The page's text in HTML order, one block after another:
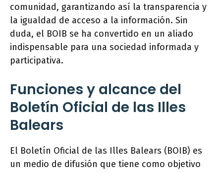
comunidad, garantizando así la transparencia y
la igualdad de acceso a la información. Sin
duda, el BOIB se ha convertido en un aliado
indispensable para una sociedad informada y
participativa.
Funciones y alcance del
Boletín Oficial de las Illes
Balears
El Boletín Oficial de las Illes Balears (BOIB) es
un medio de difusión que tiene como objetivo